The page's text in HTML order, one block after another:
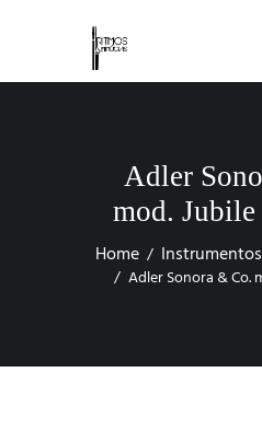
Adler
mod.
Home Instrumentos
Adler Sonora & Co.